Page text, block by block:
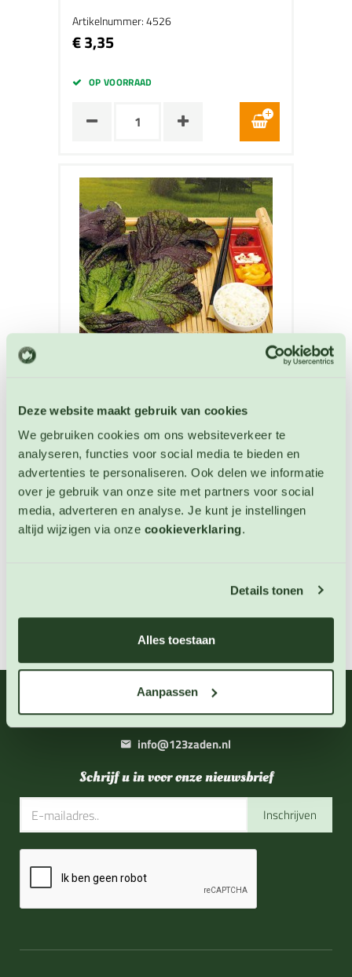
Deze website maakt gebruik van cookies
We gebruiken cookies om ons websiteverkeer te
analyseren, functies voor social media te bieden en
advertenties te personaliseren. Ook delen we informatie
over je gebruik van onze site met partners voor social
media, adverteren en analyse. Je kunt je instellingen
altijd wijzigen via onze cookieverklaring.
Details tonen
Alles toestaan
Aanpassen
Artikelnummer: 4526
€ 3,35
OP VOORRAAD
Amsoi zaden
Artikelnummer: 4699
€ 3,35
OP VOORRAAD
06 - 46 63 38 39 (ma - vr 10-17 uur)
info@123zaden.nl
Schrijf u in voor onze nieuwsbrief
Inschrijven